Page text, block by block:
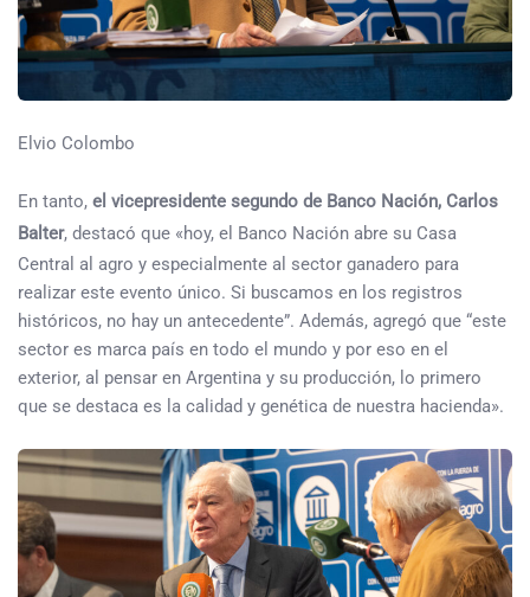
Elvio Colombo
En tanto, el vicepresidente segundo de Banco Nación, Carlos
Balter, destacó que «hoy, el Banco Nación abre su Casa
Central al agro y especialmente al sector ganadero para
realizar este evento único. Si buscamos en los registros
históricos, no hay un antecedente”. Además, agregó que “este
sector es marca país en todo el mundo y por eso en el
exterior, al pensar en Argentina y su producción, lo primero
que se destaca es la calidad y genética de nuestra hacienda».